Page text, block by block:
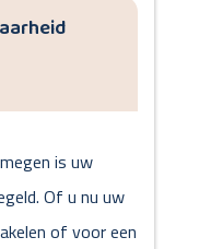
is uw
Of u nu uw
of voor een